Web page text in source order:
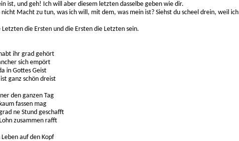
ist, und geh! Ich will aber diesem letzten dasselbe geben wie dir.
nicht Macht zu tun, was ich will, mit dem, was mein ist? Siehst du scheel drein, weil ich
Letzten die Ersten und die Ersten die Letzten sein.
ihr grad gehört
sich empört
in Gottes Geist
ganz schön dreist
den ganzen Tag
fassen mag
ne Stund geschafft
zusammen rafft
auf den Kopf